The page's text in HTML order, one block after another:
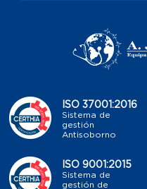
ISO 37001:2016
Sistema de
gestión
Antisoborno
ISO 9001:2015
Sistema de
gestión de